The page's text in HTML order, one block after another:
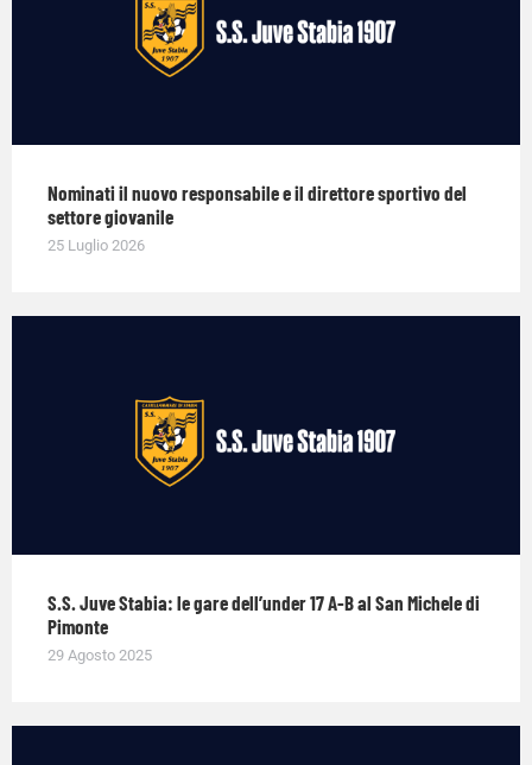
Nominati il nuovo responsabile e il direttore sportivo del
settore giovanile
25 Luglio 2026
S.S. Juve Stabia: le gare dell’under 17 A-B al San Michele di
Pimonte
29 Agosto 2025